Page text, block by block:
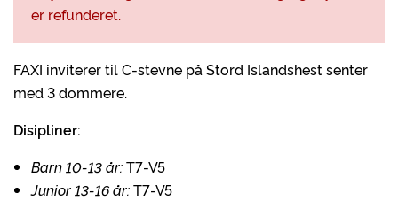
FAXI inviterer til C-stevne på Stord Islandshest senter
med 3 dommere.
Disipliner:
Barn 10-13 år:T7-V5
Junior 13-16 år:T7-V5
er refunderet.